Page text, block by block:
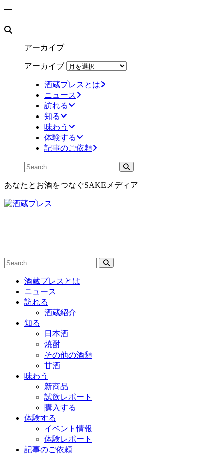
アーカイブ
アーカイブ
酒蔵プレスとは
ニュース
訪れる
知る
味わう
体験する
記事のご依頼
あなたとお酒をつなぐSAKEメディア
酒蔵プレスとは
ニュース
訪れる
酒蔵紹介
知る
日本酒
焼酎
その他の酒類
甘酒
味わう
新商品
試飲レポート
購入する
体験する
イベント情報
体験レポート
記事のご依頼